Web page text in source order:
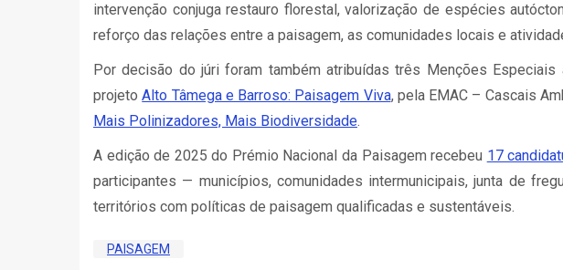
intervenção conjuga restauro florestal, valorização de espécies
reforço das relações entre a paisagem, as comunidades locais e
Por decisão do júri foram também atribuídas três Menções
projetoAlto Tâmega e Barroso: Paisagem Viva, pela EMAC – Cascais
Mais Polinizadores, Mais Biodiversidade.
A edição de 2025 do Prémio Nacional da Paisagem recebeu 17
participantes — municípios, comunidades intermunicipais, junta de
territórios com políticas de paisagem qualificadas e sustentáveis.
PAISAGEM